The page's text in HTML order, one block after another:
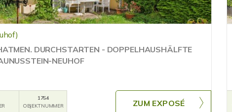
DURCHSTARTEN - DOPPELHAUSHÄLFTE
NEUHOF
1754
OBJEKTNUMMER
ZUM EXPOSÉ